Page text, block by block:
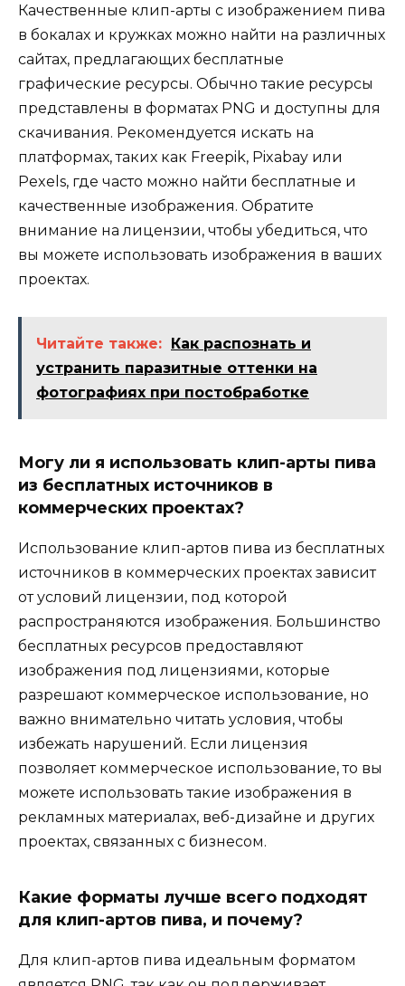
Качественные клип-арты с изображением пива
в бокалах и кружках можно найти на различных
сайтах, предлагающих бесплатные
графические ресурсы. Обычно такие ресурсы
представлены в форматах PNG и доступны для
скачивания. Рекомендуется искать на
платформах, таких как Freepik, Pixabay или
Pexels, где часто можно найти бесплатные и
качественные изображения. Обратите
внимание на лицензии, чтобы убедиться, что
вы можете использовать изображения в ваших
проектах.
Читайте также: Как распознать и
устранить паразитные оттенки на
фотографиях при постобработке
Могу ли я использовать клип-арты пива
из бесплатных источников в
коммерческих проектах?
Использование клип-артов пива из бесплатных
источников в коммерческих проектах зависит
от условий лицензии, под которой
распространяются изображения. Большинство
бесплатных ресурсов предоставляют
изображения под лицензиями, которые
разрешают коммерческое использование, но
важно внимательно читать условия, чтобы
избежать нарушений. Если лицензия
позволяет коммерческое использование, то вы
можете использовать такие изображения в
рекламных материалах, веб-дизайне и других
проектах, связанных с бизнесом.
Какие форматы лучше всего подходят
для клип-артов пива, и почему?
Для клип-артов пива идеальным форматом